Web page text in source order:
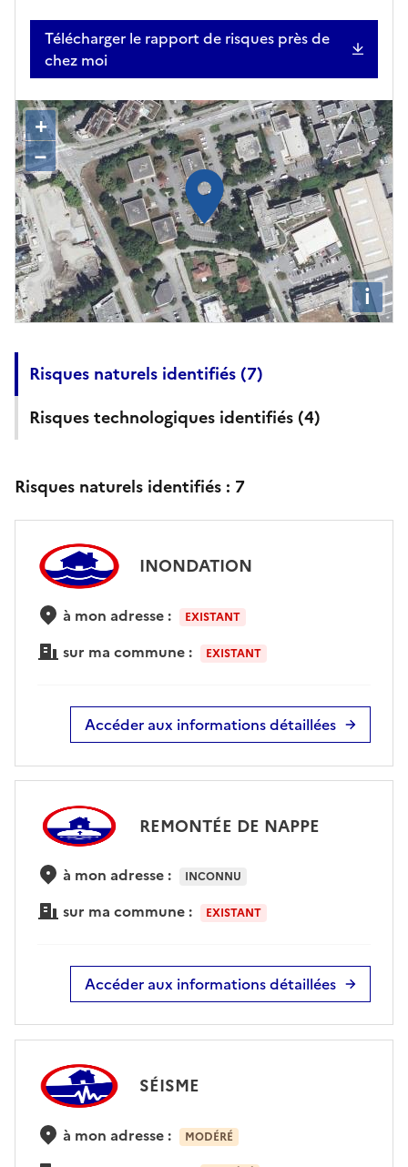
Télécharger le rapport de risques près de
chez moi
+
–
i
Risques naturels identifiés (7)
Risques technologiques identifiés (4)
Risques naturels identifiés : 7
INONDATION
à mon adresse : EXISTANT
sur ma commune : EXISTANT
Accéder aux informations détaillées
REMONTÉE DE NAPPE
à mon adresse : INCONNU
sur ma commune : EXISTANT
Accéder aux informations détaillées
SÉISME
à mon adresse : MODÉRÉ